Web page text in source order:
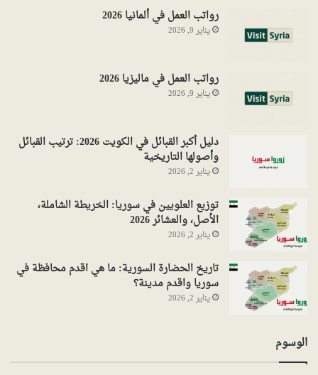
رواتب العمل في ألمانيا 2026
يناير 9, 2026
رواتب العمل في ماليزيا 2026
يناير 9, 2026
دليل أكبر القبائل في الكويت 2026: ترتيب القبائل
وأصولها التاريخية
يناير 2, 2026
توزيع العلويين في سوريا: الخريطة الشاملة،
الأصل، والعشائر 2026
يناير 2, 2026
تاريخ الحضارة السورية: ما هي اقدم محافظة في
سوريا واقدم مدينة؟
يناير 2, 2026
الوسوم